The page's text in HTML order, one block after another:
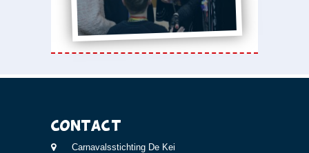
Contact
Carnavalsstichting De Kei